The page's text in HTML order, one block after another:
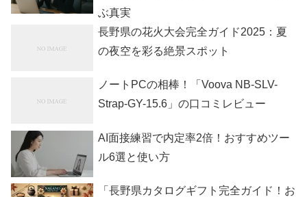
ぶ真実
長野県の花火大会完全ガイド2025：夏
の夜空を彩る絶景スポット
ノートPCの相棒！「Voova NB-SLV-
Strap-GY-15.6」の口コミレビュー
AI面接練習で内定率2倍！おすすめツー
ル6選と使い方
「長野県カタログギフト完全ガイド！お